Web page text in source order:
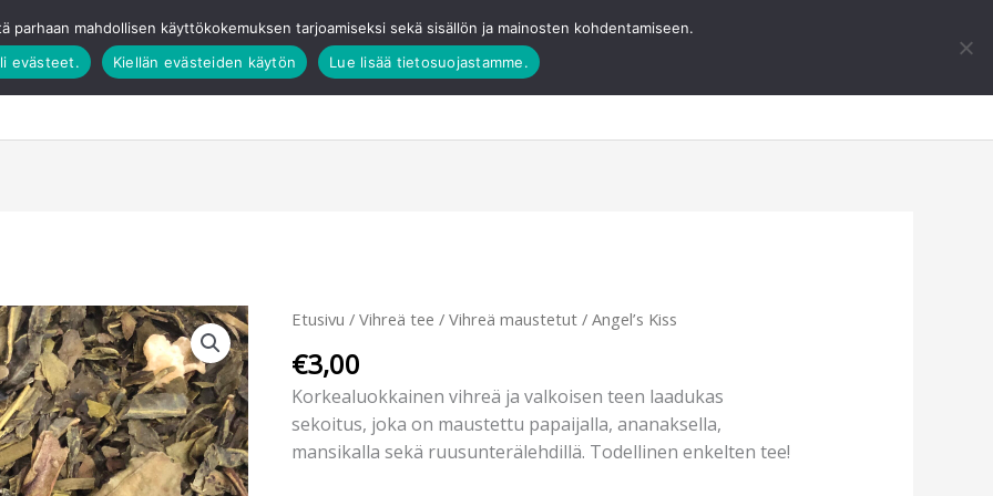
Verkkokauppa Elämykset Tilauskakut Teevisa
Etusivu /Vihreä tee /Vihreä maustetut / Angel’s Kiss
€3,00
Korkealuokkainen vihreä ja valkoisen teen laadukas
sekoitus, joka on maustettu papaijalla, ananaksella,
mansikalla sekä ruusunterälehdillä. Todellinen enkelten tee!
Angel’s
määrä
parhaan mahdollisen käyttökokemuksen tarjoamiseksi sekä sisällön ja mainosten kohdentamiseen.
evästeet.
Kiellän evästeiden käytön Lue lisää tietosuojastamme.